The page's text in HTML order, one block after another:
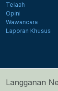
Telaah
Opini
Wawancara
Laporan Khusus
Langganan